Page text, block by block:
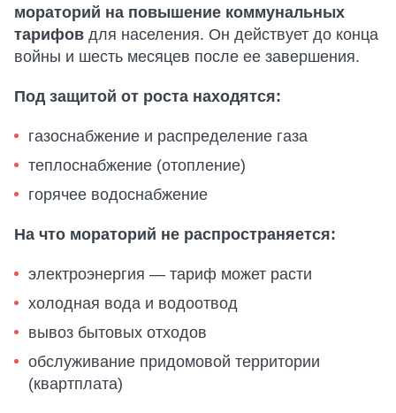
мораторий на повышение коммунальных
тарифов для населения. Он действует до конца
войны и шесть месяцев после ее завершения.
Под защитой от роста находятся:
газоснабжение и распределение газа
теплоснабжение (отопление)
горячее водоснабжение
На что мораторий не распространяется:
электроэнергия — тариф может расти
холодная вода и водоотвод
вывоз бытовых отходов
обслуживание придомовой территории
(квартплата)